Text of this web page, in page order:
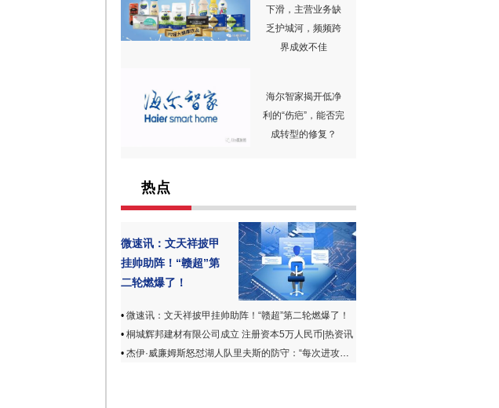
下滑，主营业务缺
乏护城河，频频跨
界成效不佳
海尔智家揭开低净
利的“伤疤”，能否完
成转型的修复？
热点
微速讯：文天祥披甲
挂帅助阵！“赣超”第
二轮燃爆了！
• 微速讯：文天祥披甲挂帅助阵！“赣超”第二轮燃爆了！
• 桐城辉邦建材有限公司成立 注册资本5万人民币|热资讯
• 杰伊·威廉姆斯怒怼湖人队里夫斯的防守：“每次进攻都被针对” 精选